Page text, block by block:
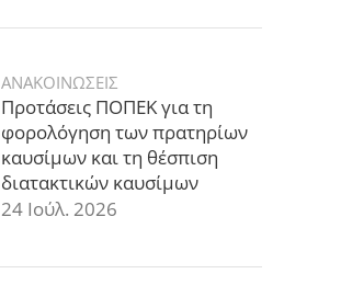
ΑΝΑΚΟΙΝΩΣΕΙΣ
Προτάσεις ΠΟΠΕΚ για τη
φορολόγηση των πρατηρίων
καυσίμων και τη θέσπιση
διατακτικών καυσίμων
24 Ιούλ. 2026